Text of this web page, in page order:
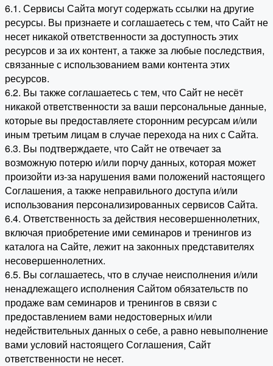
6.1. Сервисы Сайта могут содержать ссылки на другие
ресурсы. Вы признаете и соглашаетесь с тем, что Сайт не
несет никакой ответственности за доступность этих
ресурсов и за их контент, а также за любые последствия,
связанные с использованием вами контента этих
ресурсов.
6.2. Вы также соглашаетесь с тем, что Сайт не несёт
никакой ответственности за ваши персональные данные,
которые вы предоставляете сторонним ресурсам и/или
иным третьим лицам в случае перехода на них с Сайта.
6.3. Вы подтверждаете, что Сайт не отвечает за
возможную потерю и/или порчу данных, которая может
произойти из-за нарушения вами положений настоящего
Соглашения, а также неправильного доступа и/или
использования персонализированных сервисов Сайта.
6.4. Ответственность за действия несовершеннолетних,
включая приобретение ими семинаров и тренингов из
каталога на Сайте, лежит на законных представителях
несовершеннолетних.
6.5. Вы соглашаетесь, что в случае неисполнения и/или
ненадлежащего исполнения Сайтом обязательств по
продаже вам семинаров и тренингов в связи с
предоставлением вами недостоверных и/или
недействительных данных о себе, а равно невыполнение
вами условий настоящего Соглашения, Сайт
ответственности не несет.